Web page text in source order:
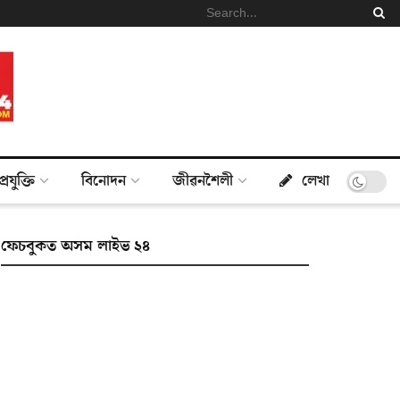
প্ৰযুক্তি বিনোদন জীৱনশৈলী লেখা
ফেচবুকত অসম লাইভ ২৪